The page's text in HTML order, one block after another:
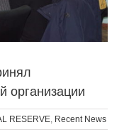
организации
RESERVE, Recent News